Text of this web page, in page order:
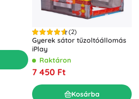
(2)
Gyerek sátor tűzoltóállomás
iPlay
Raktáron
7 450 Ft
Kosárba